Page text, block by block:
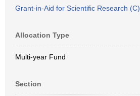
Grant-in-Aid for Scientific Research (C)
Allocation Type
Multi-year Fund
Section